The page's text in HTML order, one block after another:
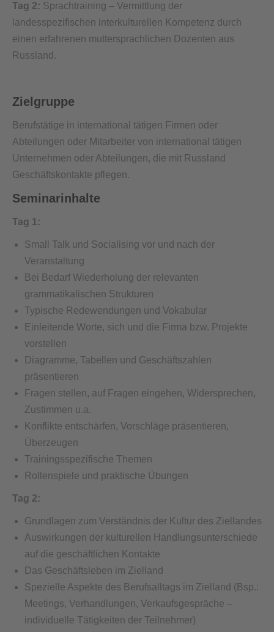
Tag 2: Sprachtraining – Vermittlung der
landesspezifischen interkulturellen Kompetenz durch
einen erfahrenen muttersprachlichen Dozenten aus
Russland.
Zielgruppe
Berufstätige in international tätigen Firmen oder
Abteilungen oder Mitarbeiter von international tätigen
Unternehmen oder Abteilungen, die mit Russland
Geschäftskontakte pflegen.
Seminarinhalte
Tag 1:
Small Talk und Socialising vor und nach der
Veranstaltung
Bei Bedarf Wiederholung der relevanten
grammatikalischen Strukturen
Typische Redewendungen und Vokabular
Einleitende Worte, sich und die Firma bzw. Projekte
vorstellen
Diagramme, Tabellen und Geschäftszahlen
präsentieren
Fragen stellen, auf Fragen eingehen, Widersprechen,
Zustimmen u.a.
Konflikte entschärfen, Vorschläge präsentieren,
Überzeugen
Trainingsspezifische Themen
Rollenspiele und praktische Übungen
Tag 2:
Grundlagen zum Verständnis der Kultur des Ziellandes
Auswirkungen der kulturellen Handlungsunterschiede
auf die geschäftlichen Kontakte
Das Geschäftsleben im Zielland
Spezielle Aspekte des Berufsalltags im Zielland (Bsp.:
Meetings, Verhandlungen, Verkaufsgespräche –
individuelle Tätigkeiten der Teilnehmer)